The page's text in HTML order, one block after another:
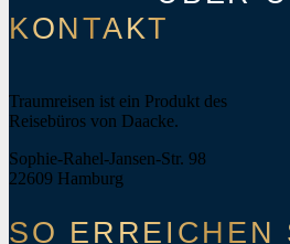
KONTAKT
Traumreisen ist ein Produkt des
Reisebüros von Daacke.
Sophie-Rahel-Jansen-Str. 98
22609 Hamburg
SO ERREICHEN